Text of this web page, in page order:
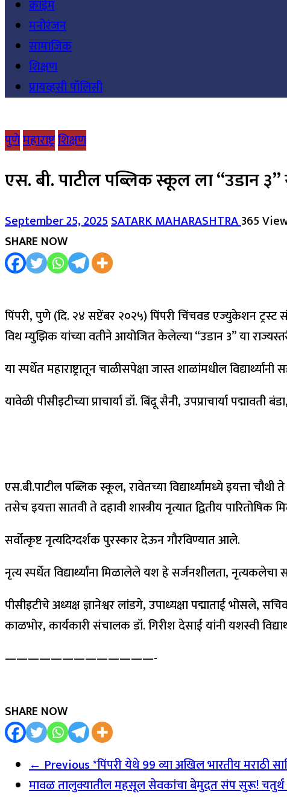
क्राईम
मनोरंजन
सामाजिक
शिक्षण
प्रायव्हसी पॉलिसी
पुणेमहाराष्ट्रशिक्षण
एस. बी. पाटील पब्लिक स्कूल ला “उडान ३”
September 25, 2025SATARK MAHARASHTRA365
SHARE NOW
पिंपरी, पुणे (दि. २४ सप्टेंबर २०२५) पिंपरी चिंचवड एज्युकेशन ट्रस्ट
विथ म्युझिक यांच्या वतीने आयोजित केलेल्या “उडान 3” या
या स्पर्धेत महाराष्ट्रातून चाळीसपेक्षा जास्त शाळांमधील
यावेळी पीसीइटीच्या प्राचार्या डॉ. बिंदू सैनी, उपप्राचार्या
एस.बी.पाटील पब्लिक स्कूल, रावेतच्या विद्यार्थ्यांमध्ये इयत्ता
तसेच इयत्ता सातवी ते दहावी शास्त्रीय नृत्यात द्वितीय
सर्वोत्कृष्ट नृत्यदिग्दर्शक पुरस्कार देऊन गौरविण्यात आले.
नृत्य स्पर्धेत विद्यार्थ्यांना मिळालेले यश हे सर्जनशीलता,
पीसीइटीचे अध्यक्ष ज्ञानेश्वर लांडगे, उपाध्यक्षा पद्माताई भोसले,
काळभोर, कार्यकारी संचालक डॉ. गिरीश देसाई यांनी यशस्वी
—————————————-
SHARE NOW
← Previous*पिंपरी येथे 99 व्या अखिल भारतीय मराठी
मावळ तालुक्यातील महसूल सेवकांचा बेमुदत संप सुरू! चतुर्थ